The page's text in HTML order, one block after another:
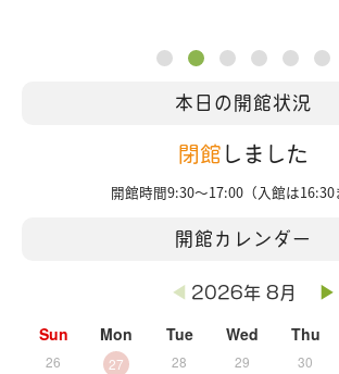
本日の開館状況
閉館 しました
開館時間9:30～17:00（入館は16:30
開館カレンダー
◀ 2026年 8月
▶
Sun
Mon Tue Wed Thu
26 27 28 29 30